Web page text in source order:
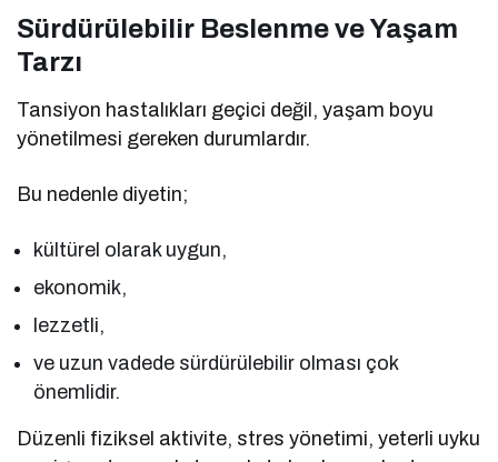
Sürdürülebilir Beslenme ve Yaşam
Tarzı
Tansiyon hastalıkları geçici değil, yaşam boyu
yönetilmesi gereken durumlardır.
Bu nedenle diyetin;
kültürel olarak uygun,
ekonomik,
lezzetli,
ve uzun vadede sürdürülebilir olması çok
önemlidir.
Düzenli fiziksel aktivite, stres yönetimi, yeterli uyku